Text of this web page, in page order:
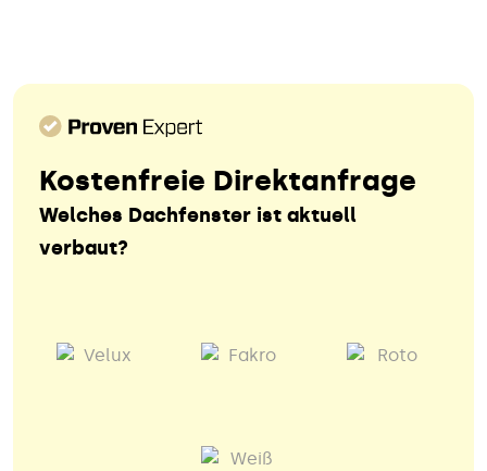
Kostenfreie Direktanfrage
Welches Dachfenster ist aktuell
verbaut?